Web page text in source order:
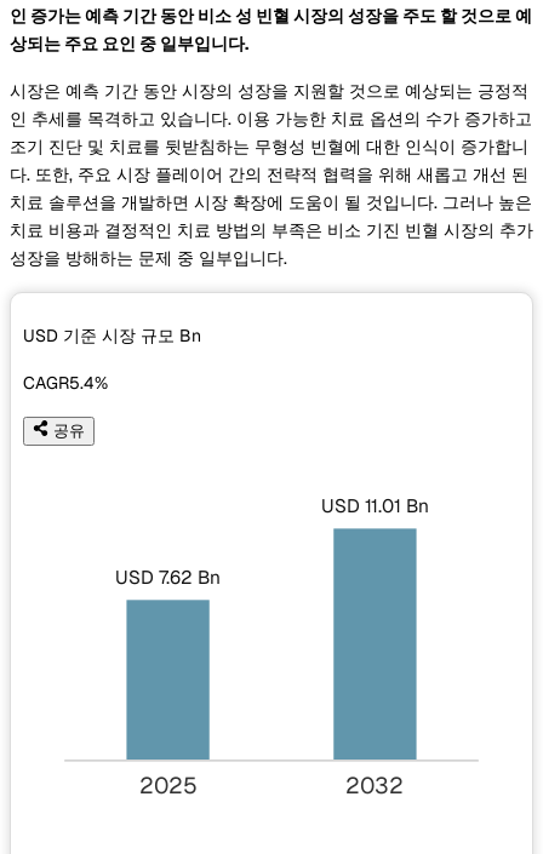
인 증가는 예측 기간 동안 비소 성 빈혈 시장의 성장을 주도 할 것으로 예
상되는 주요 요인 중 일부입니다.
시장은 예측 기간 동안 시장의 성장을 지원할 것으로 예상되는 긍정적
인 추세를 목격하고 있습니다. 이용 가능한 치료 옵션의 수가 증가하고
조기 진단 및 치료를 뒷받침하는 무형성 빈혈에 대한 인식이 증가합니
다. 또한, 주요 시장 플레이어 간의 전략적 협력을 위해 새롭고 개선 된
치료 솔루션을 개발하면 시장 확장에 도움이 될 것입니다. 그러나 높은
치료 비용과 결정적인 치료 방법의 부족은 비소 기진 빈혈 시장의 추가
성장을 방해하는 문제 중 일부입니다.
USD 기준 시장 규모 Bn
CAGR5.4%
공유
USD 7.62 Bn
USD 11.01 Bn
2025 2032